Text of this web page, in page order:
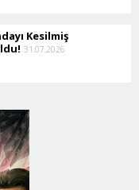
Kesilmiş
31.07.2026